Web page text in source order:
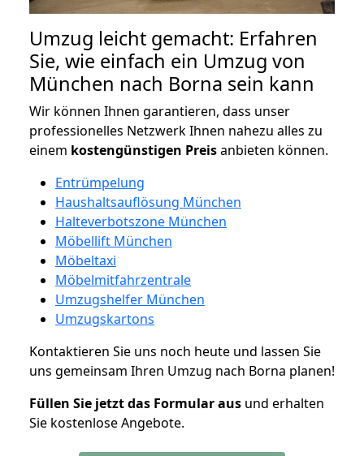
Umzug leicht gemacht: Erfahren
Sie, wie einfach ein Umzug von
München nach Borna sein kann
Wir können Ihnen garantieren, dass unser
professionelles Netzwerk Ihnen nahezu alles zu
einem kostengünstigen Preisanbieten können.
Entrümpelung
Haushaltsauflösung München
Halteverbotszone München
Möbellift München
Möbeltaxi
Möbelmitfahrzentrale
Umzugshelfer München
Umzugskartons
Kontaktieren Sie uns noch heute und lassen Sie
uns gemeinsam Ihren Umzug nach Borna planen!
Füllen Sie jetzt das Formular aus und erhalten
Sie kostenlose Angebote.